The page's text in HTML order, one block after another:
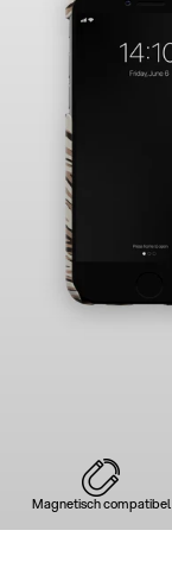
Magnetisch compatibel